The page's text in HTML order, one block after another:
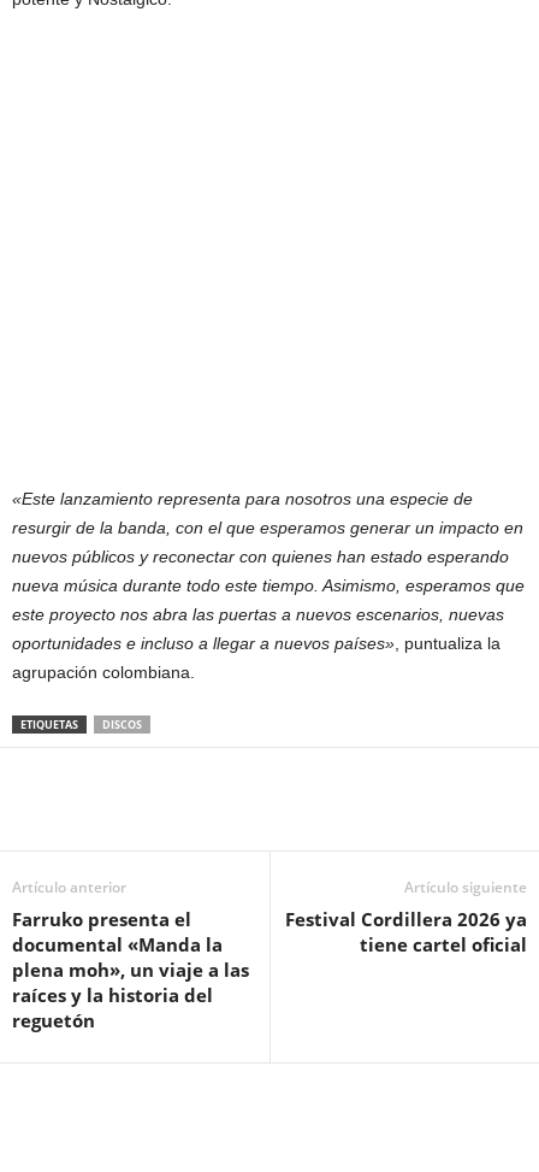
«Este lanzamiento representa para nosotros una especie de
resurgir de la banda, con el que esperamos generar un impacto en
nuevos públicos y reconectar con quienes han estado esperando
nueva música durante todo este tiempo. Asimismo, esperamos que
este proyecto nos abra las puertas a nuevos escenarios, nuevas
oportunidades e incluso a llegar a nuevos países» , puntualiza la
agrupación colombiana.
ETIQUETAS DISCOS
Artículo anterior
Farruko presenta el
documental «Manda la
plena moh», un viaje a las
raíces y la historia del
reguetón
Artículo siguiente
Festival Cordillera 2026 ya
tiene cartel oficial